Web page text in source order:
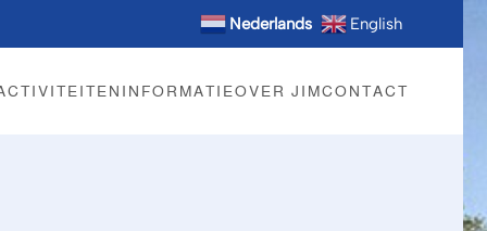
Nederlands English
INFORMATIEOVER JIMCONTACT